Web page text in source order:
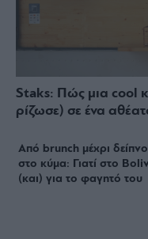
Staks: Πώς μια cool
ρίζωσε) σε ένα
Από brunch μέχρι
στο κύμα: Γιατί στο
(και) για το φαγητό του